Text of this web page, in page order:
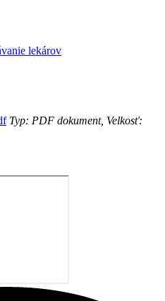
Typ: PDF dokument, Velkosť: